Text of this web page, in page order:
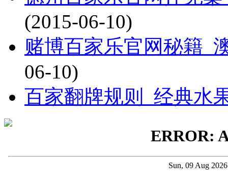
(2015-06-10)
赌博百家乐官网秘籍_
06-10)
百家翻牌规则_经典水